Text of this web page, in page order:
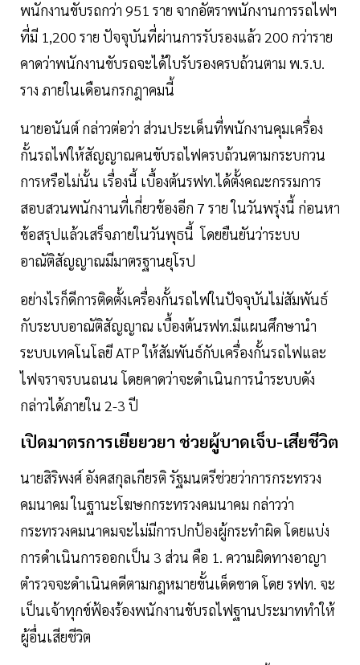
พนักงานขับรถกว่า 951 ราย จากอัตราพนักงานการรถไฟฯ
ที่มี 1,200 ราย ปัจจุบันที่ผ่านการรับรองแล้ว 200 กว่าราย
คาดว่าพนักงานขับรถจะได้ใบรับรองครบถ้วนตาม พ.ร.บ.
ราง ภายในเดือนกรกฎาคมนี้
นายอนันต์ กล่าวต่อว่า ส่วนประเด็นที่พนักงานคุมเครื่อง
กั้นรถไฟให้สัญญาณคนขับรถไฟครบถ้วนตามกระบกวน
การหรือไม่นั้น เรื่องนี้ เบื้องต้นรฟท.ได้ตั้งคณะกรรมการ
สอบสวนพนักงานที่เกี่ยวข้องอีก 7 ราย ในวันพรุ่งนี้ ก่อนหา
ข้อสรุปแล้วเสร็จภายในวันพุธนี้ โดยยืนยันว่าระบบ
อาณัติสัญญาณมีมาตรฐานยุโรป
อย่างไรก็ดีการติดตั้งเครื่องกั้นรถไฟในปัจจุบันไม่สัมพันธ์
กับระบบอาณัติสัญญาณ เบื้องต้นรฟท.มีแผนศึกษานำ
ระบบเทคโนโลยี ATP ให้สัมพันธ์กับเครื่องกั้นรถไฟและ
ไฟจราจรบนถนน โดยคาดว่าจะดำเนินการนำระบบดัง
กล่าวได้ภายใน 2-3 ปี
เปิดมาตรการเยียยวยา ช่วยผู้บาดเจ็บ-เสียชีวิต
นายสิริพงศ์ อังคสกุลเกียรติ รัฐมนตรีช่วยว่าการกระทรวง
คมนาคม ในฐานะโฆษกกระทรวงคมนาคม กล่าวว่า
กระทรวงคมนาคมจะไม่มีการปกป้องผู้กระทำผิด โดยแบ่ง
การดำเนินการออกเป็น 3 ส่วน คือ 1. ความผิดทางอาญา
ตำรวจจะดำเนินคดีตามกฎหมายขั้นเด็ดขาด โดย รฟท. จะ
เป็นเจ้าทุกข์ฟ้องร้องพนักงานขับรถไฟฐานประมาททำให้
ผู้อื่นเสียชีวิต